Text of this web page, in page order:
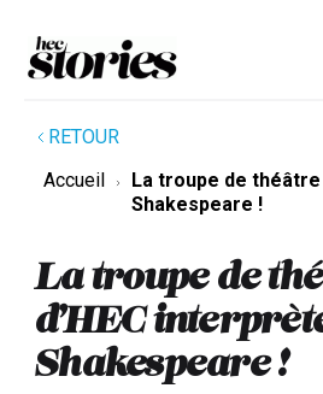
RETOUR
Accueil
La troupe de théâtre
Shakespeare !
La troupe de
d’HEC
Shakespeare !